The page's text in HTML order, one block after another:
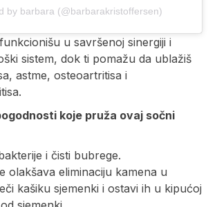
by barbara (@barbarakristoffersen)
u savršenoj sinergiji i
sistem, dok ti pomažu da ublažiš
astme, osteoartritisa i
koje pruža ovaj sočni
i čisti bubrege.
olakšava eliminaciju kamena u
kašiku sjemenki i ostavi ih u kipućoj